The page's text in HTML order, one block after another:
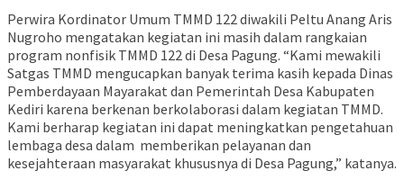
Perwira Kordinator Umum TMMD 122 diwakili Peltu Anang Aris
Nugroho mengatakan kegiatan ini masih dalam rangkaian
program nonfisik TMMD 122 di Desa Pagung. “Kami mewakili
Satgas TMMD mengucapkan banyak terima kasih kepada Dinas
Pemberdayaan Mayarakat dan Pemerintah Desa Kabupaten
Kediri karena berkenan berkolaborasi dalam kegiatan TMMD.
Kami berharap kegiatan ini dapat meningkatkan pengetahuan
lembaga desa dalam memberikan pelayanan dan
kesejahteraan masyarakat khususnya di Desa Pagung,” katanya.